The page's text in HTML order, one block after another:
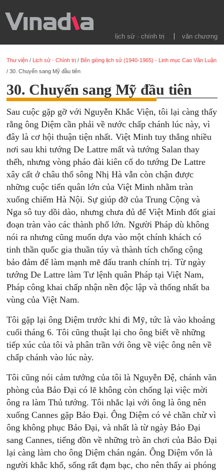
lịch sử · chính trị văn chương
Thư viện / Lịch sử · Chính trị / Bên giòng lịch sử (1940-1965) - Linh mục Cao Văn Luận
/30. Chuyến sang Mỹ đầu tiên
30. Chuyến sang Mỹ đầu tiên
Sau cuộc gặp gỡ với Nguyễn Khắc Viện, tôi lại càng thấy
rằng ông Diệm cần phải về nước chấp chánh lúc này, vì
đây là cơ hội thuận tiện nhất. Việt Minh tuy thắng nhiều
nơi sau khi tướng De Lattre mất và tướng Salan thay
thếh, nhưng vòng pháo đài kiên cố do tướng De Lattre
xây cất ở châu thổ sông Nhị Hà vẫn còn chận được
những cuộc tiến quân lớn của Việt Minh nhằm tràn
xuống chiếm Hà Nội. Sự giúp đỡ của Trung Cộng và
Nga sô tuy dồi dào, nhưng chưa đủ để Việt Minh đốt giai
đoạn tràn vào các thành phố lớn. Người Pháp dù không
nói ra nhưng cũng muốn dựa vào một chính khách có
tinh thần quốc gia thuần túy và thành tích chống cộng
bảo đảm để làm mạnh mẽ đấu tranh chính trị. Từ ngày
tướng De Lattre làm Tư lệnh quân Pháp tại Việt Nam,
Pháp công khai chấp nhận nền độc lập và thống nhất ba
vùng của Việt Nam.
Tôi gặp lại ông Diệm trước khi đi Mỹ, tức là vào khoảng
cuối tháng 6. Tôi cũng thuật lại cho ông biết về những
tiếp xúc của tôi và phân trần với ông về việc ông nên về
chấp chánh vào lúc này.
Tôi cũng nói cảm tưởng của tôi là Nguyễn Đệ, chánh văn
phòng của Bảo Đại có lẽ không còn chống lại việc mời
ông ra làm Thủ tướng. Tôi nhắc lại với ông là ông nên
xuống Cannes gặp Bảo Đại. Ông Diệm có vẻ chần chừ vì
ông không phục Bảo Đại, và nhất là từ ngày Bảo Đại
sang Cannes, tiếng đồn về những trò ăn chơi của Bảo Đại
lại càng làm cho ông Diệm chán ngán. Ông Diệm vốn là
người khắc khổ, sống rất đạm bạc, cho nên thấy ai phóng